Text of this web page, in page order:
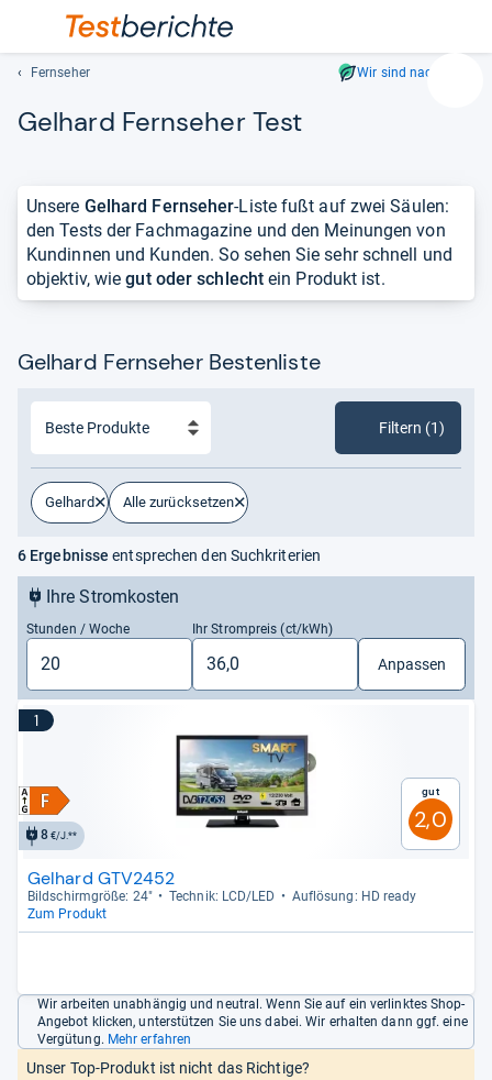
Zeichen
ein.
mit
den
Fernseher Wir sind nachhaltig
Gel­hard Fern­se­her Test
Unsere Gelhard Fernseher-Liste fußt auf zwei Säulen:
den Tests der Fachmagazine und den Meinungen von
Kundinnen und Kunden. So sehen Sie sehr schnell und
objektiv, wiegut oder schlecht ein Produkt ist.
Gelhard Fernseher Bestenliste
Gelhard Alle zurücksetzen
Filtern (1)
6 Ergebnisse entsprechen den Suchkriterien
Ihre Stromkosten
Stunden / Woche Ihr Strompreis (ct/kWh)
Anpassen
1
8€/J.**
Gut
2,0
Gelhard GTV2452
Bild­schirm­größe: 24" Tech­nik: LCD/LED
Auf­lö­sung: HD ready
Zum Produkt
Wir arbeiten unabhängig und neutral. Wenn Sie auf ein verlinktes Shop-
Angebot klicken, unterstützen Sie uns dabei. Wir erhalten dann ggf. eine
Vergütung. Mehr erfahren
Unser Top-Produkt ist nicht das Richtige?